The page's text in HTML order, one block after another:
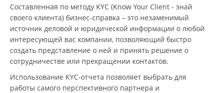
Составленная по методу KYC (Know Your Client - знай
своего клиента) бизнес-справка – это незаменимый
источник деловой и юридической информации о любой
интересующей вас компании, позволяющий быстро
создать представление о ней и принять решение о
сотрудничестве или прекращении контактов.
Использование KYC-отчета позволяет выбрать для
работы самого перспективного партнера и